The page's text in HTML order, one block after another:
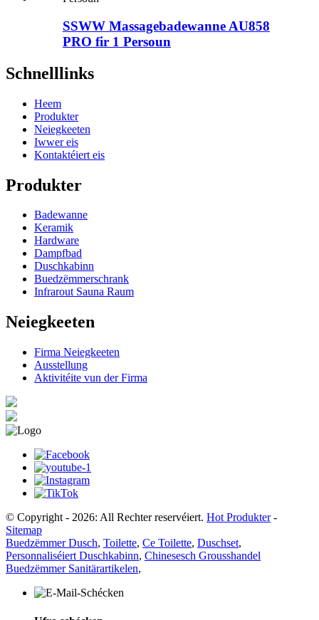
SSWW Massagebadewanne AU858
PRO fir 1 Persoun
Schnelllinks
Heem
Produkter
Neiegkeeten
Iwwer eis
Kontaktéiert eis
Produkter
Badewanne
Keramik
Hardware
Dampfbad
Duschkabinn
Buedzëmmerschrank
Infrarout Sauna Raum
Neiegkeeten
Firma Neiegkeeten
Ausstellung
Aktivitéite vun der Firma
© Copyright - 2026: All Rechter reservéiert. Hot Produkter-
Sitemap
Buedzëmmer Dusch, Toilette, Ce Toilette, Duschset,
Personnaliséiert Duschkabinn, Chinesesch Grousshandel
Buedzëmmer Sanitärartikelen,